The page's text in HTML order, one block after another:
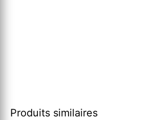
Produits similaires